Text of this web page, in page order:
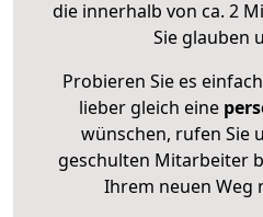
die innerhalb von ca. 2
Sie glauben
Probieren Sie es
lieber gleich eine
wünschen, rufen Sie
geschulten Mitarbeiter
Ihrem neuen Weg